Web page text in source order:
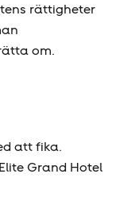
rättigheter
om.
att fika.
Grand Hotel